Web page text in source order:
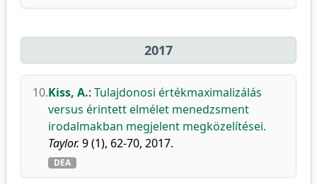
2017
10.Kiss, A.: Tulajdonosi értékmaximalizálás
versus érintett elmélet menedzsment
irodalmakban megjelent megközelítései.
Taylor. 9 (1), 62-70, 2017.
DEA